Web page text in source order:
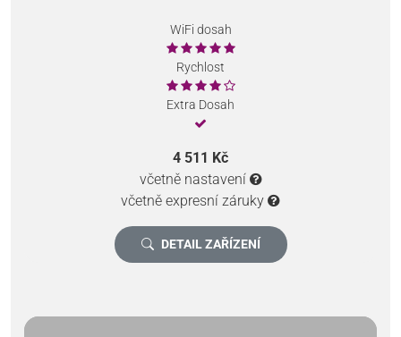
WiFi dosah
Rychlost
Extra Dosah
4 511 Kč
včetně nastavení
včetně expresní záruky
DETAIL ZAŘÍZENÍ